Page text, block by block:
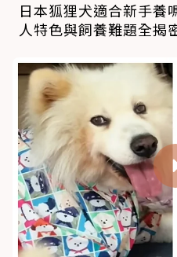
日本狐狸犬適合新手養
人特色與飼養難題全揭